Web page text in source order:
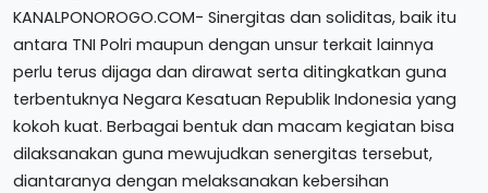
KANALPONOROGO.COM- Sinergitas dan soliditas, baik itu
antara TNI Polri maupun dengan unsur terkait lainnya
perlu terus dijaga dan dirawat serta ditingkatkan guna
terbentuknya Negara Kesatuan Republik Indonesia yang
kokoh kuat. Berbagai bentuk dan macam kegiatan bisa
dilaksanakan guna mewujudkan senergitas tersebut,
diantaranya dengan melaksanakan kebersihan